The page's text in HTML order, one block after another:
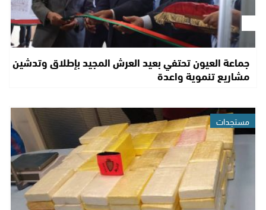
جماعة العيون تحتفي بعيد العرش المجيد بإطلاق وتدشين
مشاريع تنموية واعدة
مستجدات